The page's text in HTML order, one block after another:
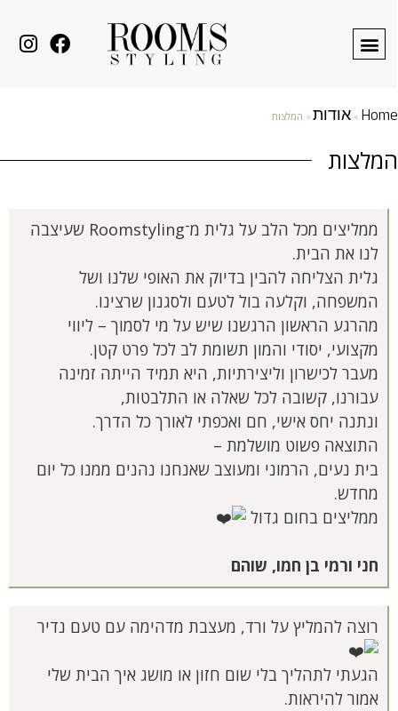
Home
» אודות » המלצות
המלצות
ממליצים מכל הלב על גלית מ־Roomstyling שעיצבה
לנו את הבית.
גלית הצליחה להבין בדיוק את האופי שלנו ושל
המשפחה, וקלעה בול לטעם ולסגנון שרצינו.
מהרגע הראשון הרגשנו שיש על מי לסמוך – ליווי
מקצועי, יסודי והמון תשומת לב לכל פרט קטן.
מעבר לכישרון וליצירתיות, היא תמיד הייתה זמינה
עבורנו, קשובה לכל שאלה או התלבטות,
ונתנה יחס אישי, חם ואכפתי לאורך כל הדרך.
התוצאה פשוט מושלמת –
בית נעים, הרמוני ומעוצב שאנחנו נהנים ממנו כל יום
מחדש.
ממליצים בחום גדול
חני ורמי בן חמו, שוהם
רוצה להמליץ על ורד, מעצבת מדהימה עם טעם נדיר
הגעתי לתהליך בלי שום חזון או מושג איך הבית שלי
אמור להיראות.